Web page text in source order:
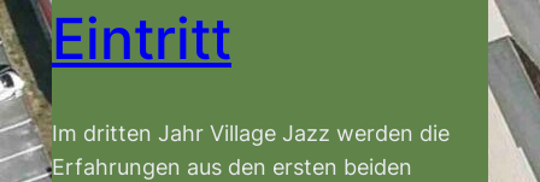
Eintritt
Im dritten Jahr Village Jazz werden die
Erfahrungen aus den ersten beiden